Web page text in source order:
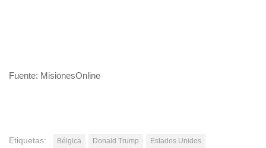
Fuente: MisionesOnline
Etiquetas: Bélgica Donald Trump
Estados Unidos